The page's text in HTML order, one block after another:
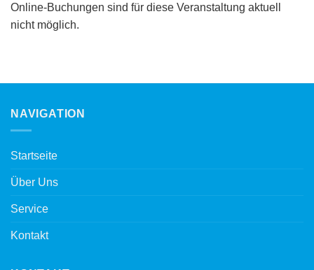
Online-Buchungen sind für diese Veranstaltung aktuell
nicht möglich.
NAVIGATION
Startseite
Über Uns
Service
Kontakt